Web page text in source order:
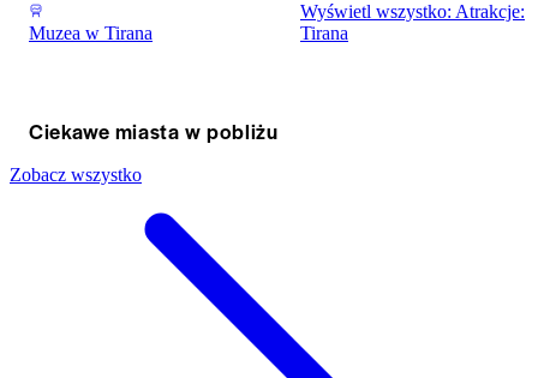
Muzea w Tirana
Wyświetl wszystko: Atrakcje:
Tirana
Ciekawe miasta w pobliżu
Zobacz wszystko